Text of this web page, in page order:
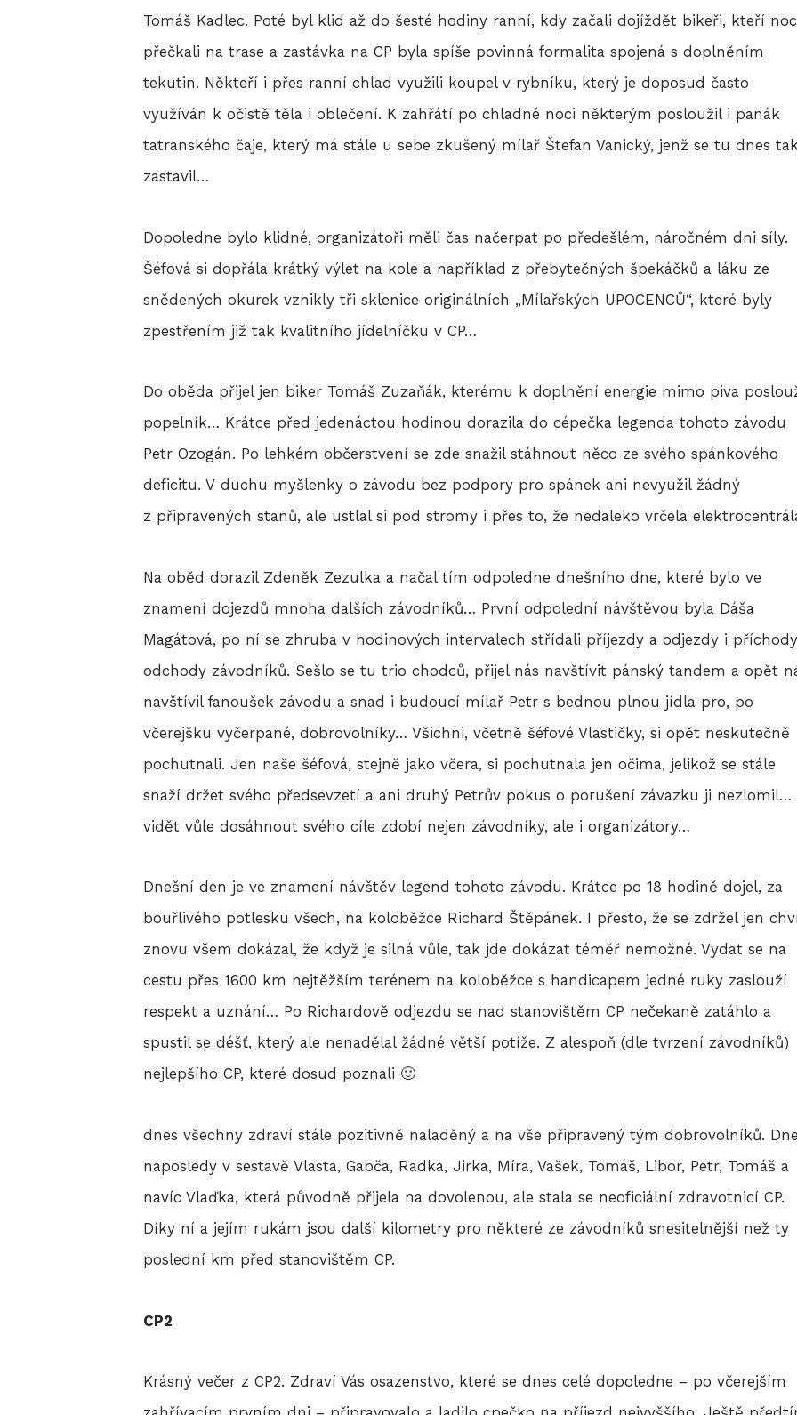
Tomáš Kadlec. Poté byl klid až do šesté hodiny ranní, kdy začali dojíždět bikeři, kteří noc
přečkali na trase a zastávka na CP byla spíše povinná formalita spojená s doplněním
tekutin. Někteří i přes ranní chlad využili koupel v rybníku, který je doposud často
využíván k očistě těla i oblečení. K zahřátí po chladné noci některým posloužil i panák
tatranského čaje, který má stále u sebe zkušený mílař Štefan Vanický, jenž se tu dnes
zastavil…
Dopoledne bylo klidné, organizátoři měli čas načerpat po předešlém, náročném dni síly.
Šéfová si dopřála krátký výlet na kole a například z přebytečných špekáčků a láku ze
snědených okurek vznikly tři sklenice originálních „Mílařských UPOCENCŮ“, které byly
zpestřením již tak kvalitního jídelníčku v CP…
Do oběda přijel jen biker Tomáš Zuzaňák, kterému k doplnění energie mimo piva
popelník… Krátce před jedenáctou hodinou dorazila do cépečka legenda tohoto závodu
Petr Ozogán. Po lehkém občerstvení se zde snažil stáhnout něco ze svého spánkového
deficitu. V duchu myšlenky o závodu bez podpory pro spánek ani nevyužil žádný
z připravených stanů, ale ustlal si pod stromy i přes to, že nedaleko vrčela
Na oběd dorazil Zdeněk Zezulka a načal tím odpoledne dnešního dne, které bylo ve
znamení dojezdů mnoha dalších závodníků… První odpolední návštěvou byla Dáša
Magátová, po ní se zhruba v hodinových intervalech střídali příjezdy a odjezdy i
odchody závodníků. Sešlo se tu trio chodců, přijel nás navštívit pánský tandem a opět
navštívil fanoušek závodu a snad i budoucí mílař Petr s bednou plnou jídla pro, po
včerejšku vyčerpané, dobrovolníky… Všichni, včetně šéfové Vlastičky, si opět neskutečně
pochutnali. Jen naše šéfová, stejně jako včera, si pochutnala jen očima, jelikož se stále
snaží držet svého předsevzetí a ani druhý Petrův pokus o porušení závazku ji nezlomil…
vidět vůle dosáhnout svého cíle zdobí nejen závodníky, ale i organizátory…
Dnešní den je ve znamení návštěv legend tohoto závodu. Krátce po 18 hodině dojel, za
bouřlivého potlesku všech, na koloběžce Richard Štěpánek. I přesto, že se zdržel jen
znovu všem dokázal, že když je silná vůle, tak jde dokázat téměř nemožné. Vydat se na
cestu přes 1600 km nejtěžším terénem na koloběžce s handicapem jedné ruky zaslouží
respekt a uznání… Po Richardově odjezdu se nad stanovištěm CP nečekaně zatáhlo a
spustil se déšť, který ale nenadělal žádné větší potíže. Z alespoň (dle tvrzení závodníků)
nejlepšího CP, které dosud poznali 🙂
dnes všechny zdraví stále pozitivně naladěný a na vše připravený tým dobrovolníků.
naposledy v sestavě Vlasta, Gabča, Radka, Jirka, Míra, Vašek, Tomáš, Libor, Petr, Tomáš a
navíc Vlaďka, která původně přijela na dovolenou, ale stala se neoficiální zdravotnicí CP.
Díky ní a jejím rukám jsou další kilometry pro některé ze závodníků snesitelnější než ty
poslední km před stanovištěm CP.
CP2
Krásný večer z CP2. Zdraví Vás osazenstvo, které se dnes celé dopoledne – po včerejším